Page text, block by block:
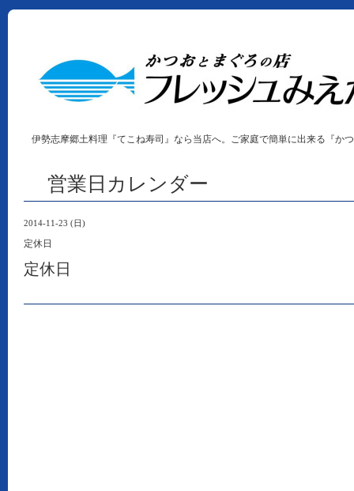
伊勢志摩郷土料理『てこね寿司』なら当店へ。ご家庭で簡単に出来る『か
営業日カレンダー
2014-11-23 (日)
定休日
定休日